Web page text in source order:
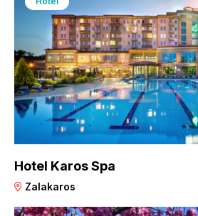
Hotel Karos Spa
Zalakaros